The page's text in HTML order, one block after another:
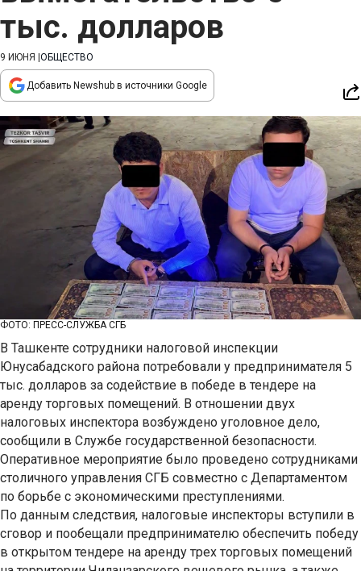
тыс. долларов
9 ИЮНЯ ОБЩЕСТВО
Добавить Newshub в источники Google
ФОТО: ПРЕСС-СЛУЖБА СГБ
В Ташкенте сотрудники налоговой инспекции
Юнусабадского района потребовали у предпринимателя 5
тыс. долларов за содействие в победе в тендере на
аренду торговых помещений. В отношении двух
налоговых инспектора возбуждено уголовное дело,
сообщили в Службе государственной безопасности.
Оперативное мероприятие было проведено сотрудниками
столичного управления СГБ совместно с Департаментом
по борьбе с экономическими преступлениями.
По данным следствия, налоговые инспекторы вступили в
сговор и пообещали предпринимателю обеспечить победу
в открытом тендере на аренду трех торговых помещений